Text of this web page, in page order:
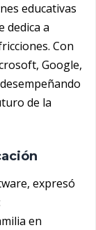
educativas
dedica a
Con
Google,
de la
expresó
en